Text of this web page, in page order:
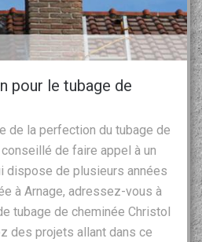
pour le tubage de
de la perfection du tubage de
de faire appel à un
dispose de plusieurs années
à Arnage, adressez-vous à
tubage de cheminée Christol
des projets allant dans ce